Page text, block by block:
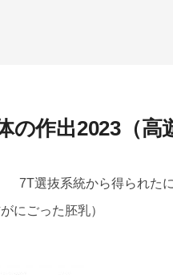
の作出2023（高
7T選抜系統から得られた
にごった胚乳）